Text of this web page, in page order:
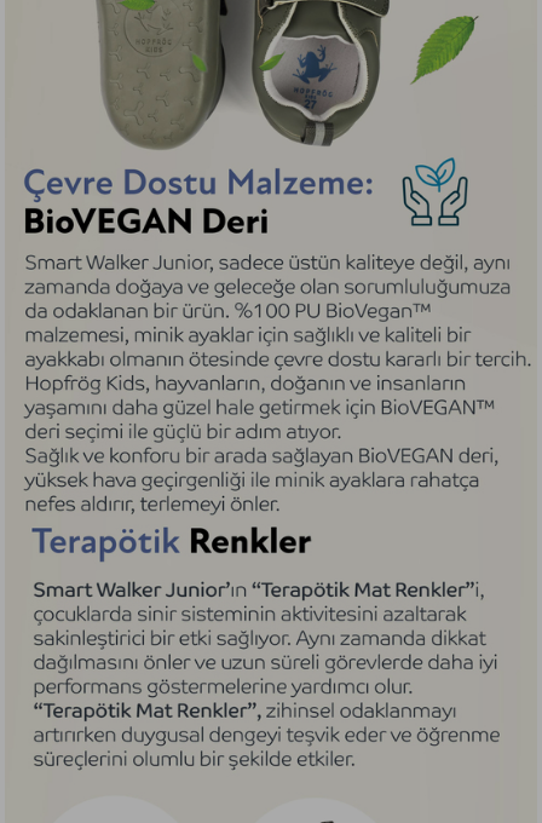
ERGONOMIK DIL SISTEMI: HOP-CLICK TONGUE
Minikler ayakkabısını giyerken dil kısmı giyimi asla
zorlaştırmaz, katlanıp içeriye kaçmaz, rahatsızlık
vermez. Çünkü kilit sistemi ile dili tutar, kaydırmaz.
Hop-Click Tongue ayakkabıyı giymek için dili
kaldırdığında kilitlenerek yukarıda kalır, dilin içeriye
düşmesini engeller. Miniklerin kolayca giyebilmesi
için kooccaaammaaann bir alan açarak giymeyi
kolaylaştırır.